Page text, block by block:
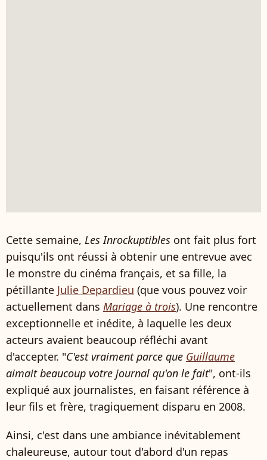
Cette semaine, Les Inrockuptibles ont fait plus fort
puisqu'ils ont réussi à obtenir une entrevue avec
le monstre du cinéma français, et sa fille, la
pétillante Julie Depardieu (que vous pouvez voir
actuellement dans Mariage à trois). Une rencontre
exceptionnelle et inédite, à laquelle les deux
acteurs avaient beaucoup réfléchi avant
d'accepter. "C'est vraiment parce que Guillaume
aimait beaucoup votre journal qu'on le fait", ont-ils
expliqué aux journalistes, en faisant référence à
leur fils et frère, tragiquement disparu en 2008.
Ainsi, c'est dans une ambiance inévitablement
chaleureuse, autour tout d'abord d'un repas